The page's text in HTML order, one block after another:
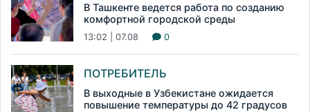
В Ташкенте ведется работа по созданию
комфортной городской среды
13:02 | 07.08 0
ПОТРЕБИТЕЛЬ
В выходные в Узбекистане ожидается
повышение температуры до 42 градусов